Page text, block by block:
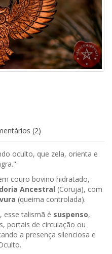
(2)
oculto, que zela, orienta e
couro bovino hidratado,
Ancestral (Coruja), com
(queima controlada).
, esse talismã é suspenso,
portais de circulação ou
a presença silenciosa e